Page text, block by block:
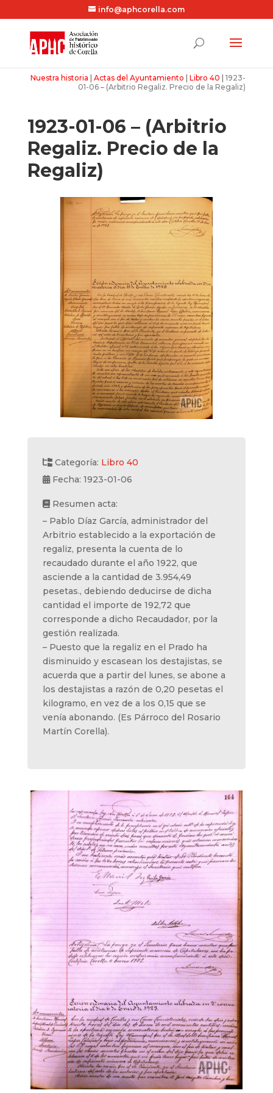
info@aphcorella.com
Nuestra historia |Actas del Ayuntamiento |Libro 40 |1923-
01-06 – (Arbitrio Regaliz. Precio de la Regaliz)
1923-01-06 – (Arbitrio
Regaliz. Precio de la
Regaliz)
Categoría: Libro 40
Fecha: 1923-01-06
Resumen acta:
– Pablo Díaz García, administrador del
Arbitrio establecido a la exportación de
regaliz, presenta la cuenta de lo
recaudado durante el año 1922, que
asciende a la cantidad de 3.954,49
pesetas., debiendo deducirse de dicha
cantidad el importe de 192,72 que
corresponde a dicho Recaudador, por la
gestión realizada.
– Puesto que la regaliz en el Prado ha
disminuido y escasean los destajistas, se
acuerda que a partir del lunes, se abone a
los destajistas a razón de 0,20 pesetas el
kilogramo, en vez de a los 0,15 que se
venía abonando. (Es Párroco del Rosario
Martín Corella).